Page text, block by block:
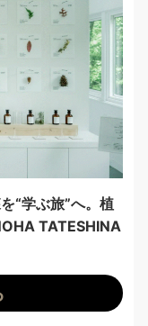
“学ぶ旅”へ。植
TATESHINA